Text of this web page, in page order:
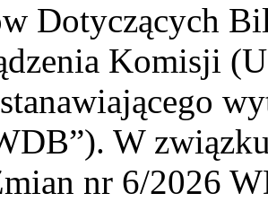
Dotyczących
Komisji
W
nr 6/2026